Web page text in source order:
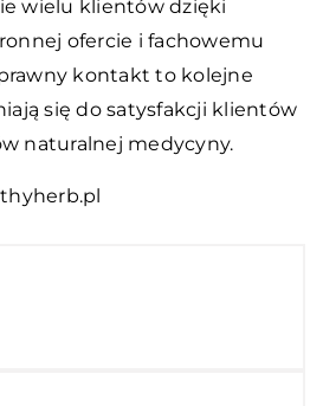
wielu klientów dzięki
ofercie i fachowemu
kontakt to kolejne
się do satysfakcji klientów
naturalnej medycyny.